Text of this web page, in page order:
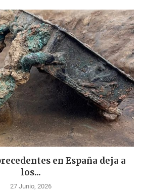
en España deja a
los...
27 Junio, 2026